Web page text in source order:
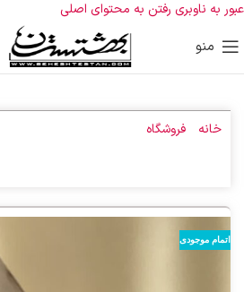
عبور به ناوبری رفتن به محتوای اصلی
منو
خانه فروشگاه
اتمام موجودی